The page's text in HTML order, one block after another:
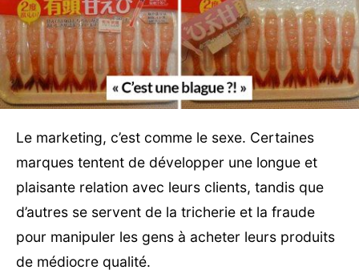
Le marketing, c’est comme le sexe. Certaines
marques tentent de développer une longue et
plaisante relation avec leurs clients, tandis que
d’autres se servent de la tricherie et la fraude
pour manipuler les gens à acheter leurs produits
de médiocre qualité.